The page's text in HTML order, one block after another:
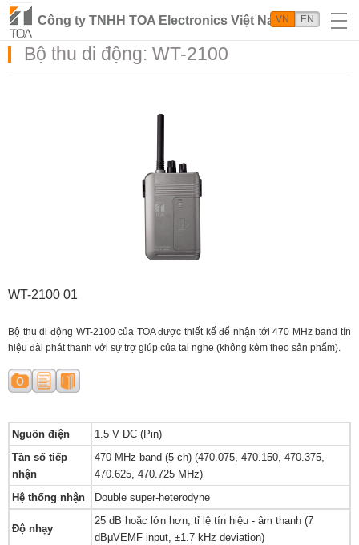
Công ty TNHH TOA Electronics Việt Nam
VN EN
Bộ thu di động: WT-2100
WT-2100 01
Bộ thu di động WT-2100 của TOA được thiết kế để nhận tới 470 MHz band tín
hiệu đài phát thanh với sự trợ giúp của tai nghe (không kèm theo sản phẩm).
Nguồn điện
1.5 V DC (Pin)
Tần số tiếp
nhận
470 MHz band (5 ch) (470.075, 470.150, 470.375,
470.625, 470.725 MHz)
Hệ thống nhận
Double super-heterodyne
Độ nhạy
25 dB hoặc lớn hơn, tỉ lệ tín hiệu - âm thanh (7
dBμVEMF input, ±1.7 kHz deviation)